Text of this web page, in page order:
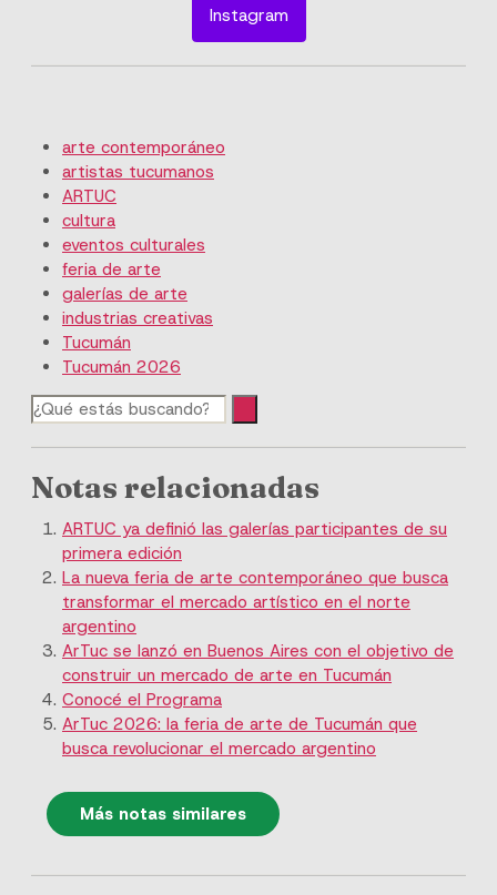
Instagram
arte contemporáneo
artistas tucumanos
ARTUC
cultura
eventos culturales
feria de arte
galerías de arte
industrias creativas
Tucumán
Tucumán 2026
Notas relacionadas
ARTUC ya definió las galerías participantes de su
primera edición
La nueva feria de arte contemporáneo que busca
transformar el mercado artístico en el norte
argentino
ArTuc se lanzó en Buenos Aires con el objetivo de
construir un mercado de arte en Tucumán
Conocé el Programa
ArTuc 2026: la feria de arte de Tucumán que
busca revolucionar el mercado argentino
Más notas similares